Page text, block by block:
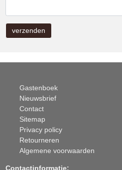
Gastenboek
Nieuwsbrief
Contact
Sitemap
Privacy policy
Retourneren
Algemene voorwaarden
Contactinformatie: